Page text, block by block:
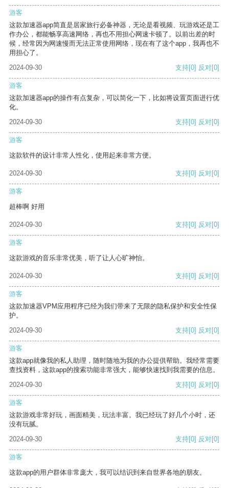
游客
这款加速器app简直是居家旅行必备神器，无论是看视频、玩游戏还是工
作办公，都能畅享高速网络，再也不用担心网速卡顿了。以前出差的时
候，经常因为网速慢而无法正常使用网络，现在有了这个app，我再也不
用担心了。
2024-09-30
支持[0] 反对[0]
游客
这款加速器app的操作有点复杂，可以简化一下，比如将设置页面进行优
化。
2024-09-30
支持[0] 反对[0]
游客
这款软件的设计非常人性化，使用起来非常方便。
2024-09-30 支持[0] 反对[0]
游客
超棒啊 好用
2024-09-30 支持[0] 反对[0]
游客
这款游戏的音乐非常优美，听了让人心旷神怡。
2024-09-30 支持[0] 反对[0]
游客
这款加速器VPM应用程序已经为我们带来了无限的隐私保护和安全性保
护。
2024-09-30
支持[0] 反对[0]
游客
这款app就像我的私人助理，随时随地为我的办公提供帮助。我经常需要
查找资料，这款app的搜索功能非常强大，能够快速找到我需要的信息。
2024-09-30
支持[0] 反对[0]
游客
这款游戏非常好玩，画面精美，玩法丰富。我已经玩了好几个小时，还
没有玩腻。
2024-09-30
支持[0] 反对[0]
游客
这款app的用户群体非常庞大，我可以结识到来自世界各地的朋友。